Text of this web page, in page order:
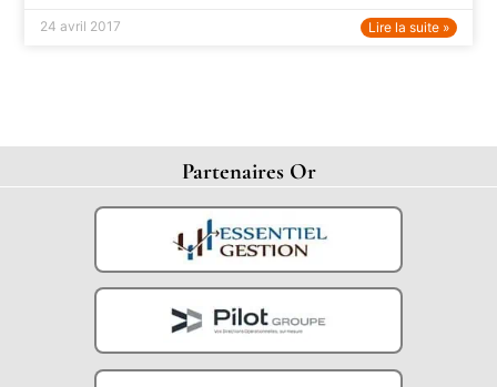
24 avril 2017 Lire la suite »
Partenaires Or